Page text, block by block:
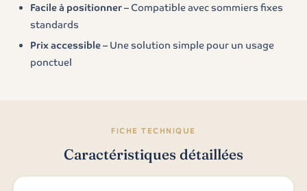
Facile à positionner– Compatible avec sommiers fixes
standards
Prix accessible– Une solution simple pour un usage
ponctuel
FICHE TECHNIQUE
Caractéristiques détaillées